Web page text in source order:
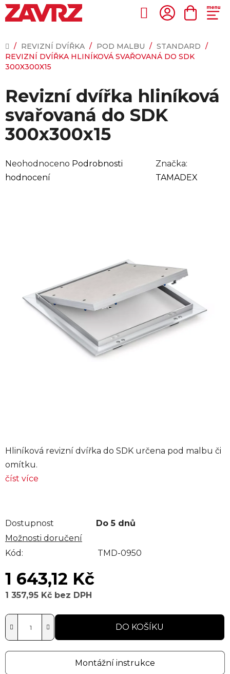
Přejít
na
Hledat
KOŠÍK
DOMŮ
/ REVIZNÍ DVÍŘKA / POD MALBU / STANDARD /
REVIZNÍ DVÍŘKA HLINÍKOVÁ SVAŘOVANÁ DO SDK
300X300X15
Hliníková revizní dvířka do SDK určena pod malbu či
omítku.
číst více
Dostupnost
Do 5 dnů
Možnosti doručení
Kód:
TMD-0950
1 643,12 Kč
1 357,95 Kč bez DPH
DO KOŠÍKU
Montážní instrukce
Revizní dvířka hliníková
svařovaná do SDK
300x300x15
Průměrné
hodnocení
Neohodnoceno Podrobnosti
hodnocení
Značka:
TAMADEX